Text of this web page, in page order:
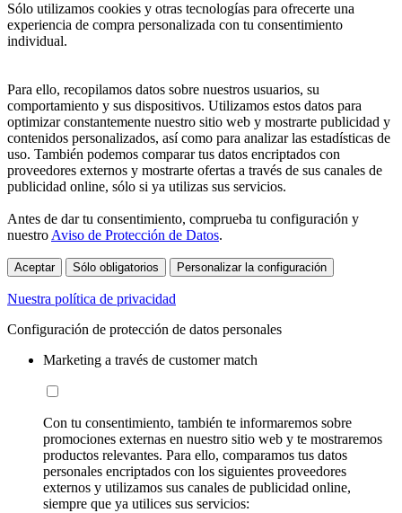
Sólo utilizamos cookies y otras tecnologías para ofrecerte una
experiencia de compra personalizada con tu consentimiento
individual.
Para ello, recopilamos datos sobre nuestros usuarios, su
comportamiento y sus dispositivos. Utilizamos estos datos para
optimizar constantemente nuestro sitio web y mostrarte publicidad y
contenidos personalizados, así como para analizar las estadísticas de
uso. También podemos comparar tus datos encriptados con
proveedores externos y mostrarte ofertas a través de sus canales de
publicidad online, sólo si ya utilizas sus servicios.
Antes de dar tu consentimiento, comprueba tu configuración y
nuestro Aviso de Protección de Datos.
Aceptar Sólo obligatorios Personalizar la configuración
Nuestra política de privacidad
Configuración de protección de datos personales
Marketing a través de customer match
Con tu consentimiento, también te informaremos sobre
promociones externas en nuestro sitio web y te mostraremos
productos relevantes. Para ello, comparamos tus datos
personales encriptados con los siguientes proveedores
externos y utilizamos sus canales de publicidad online,
siempre que ya utilices sus servicios: